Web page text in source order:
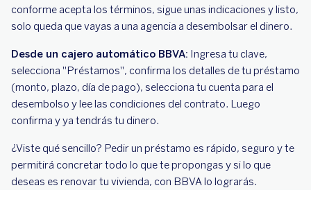
conforme acepta los términos, sigue unas indicaciones y listo,
solo queda que vayas a una agencia a desembolsar el dinero.
Desde un cajero automático BBVA: Ingresa tu clave,
selecciona "Préstamos", confirma los detalles de tu préstamo
(monto, plazo, día de pago), selecciona tu cuenta para el
desembolso y lee las condiciones del contrato. Luego
confirma y ya tendrás tu dinero.
¿Viste qué sencillo? Pedir un préstamo es rápido, seguro y te
permitirá concretar todo lo que te propongas y si lo que
deseas es renovar tu vivienda, con BBVA lo lograrás.